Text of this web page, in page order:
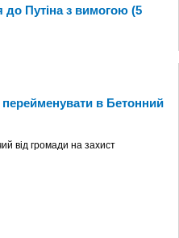
до Путіна з вимогою (5
в Бетонний
від громади на захист